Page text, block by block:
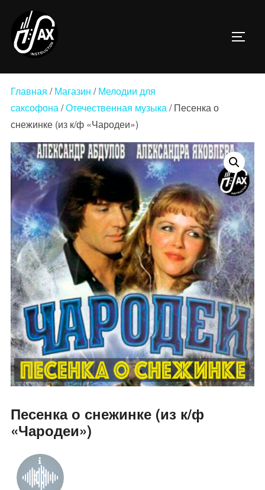
Перейти
содержимому
Главная /Магазин /Мелодии для
саксофона/Отечественная музыка/ Песенка о
снежинке (из к/ф «Чародеи»)
Песенка о снежинке (из к/ф
«Чародеи»)